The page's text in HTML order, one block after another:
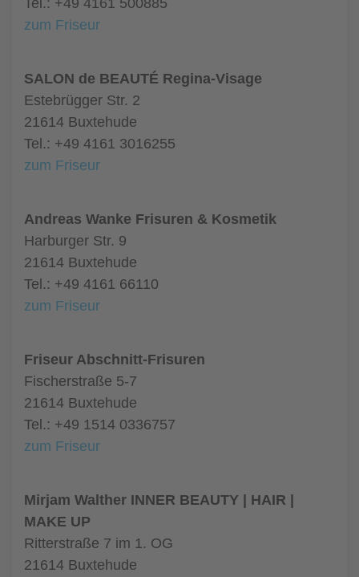
Tel.: +49 4161 500885
zum Friseur
SALON de BEAUTÉ Regina-Visage
Estebrügger Str. 2
21614 Buxtehude
Tel.: +49 4161 3016255
zum Friseur
Andreas Wanke Frisuren & Kosmetik
Harburger Str. 9
21614 Buxtehude
Tel.: +49 4161 66110
zum Friseur
Friseur Abschnitt-Frisuren
Fischerstraße 5-7
21614 Buxtehude
Tel.: +49 1514 0336757
zum Friseur
Mirjam Walther INNER BEAUTY | HAIR |
MAKE UP
Ritterstraße 7 im 1. OG
21614 Buxtehude